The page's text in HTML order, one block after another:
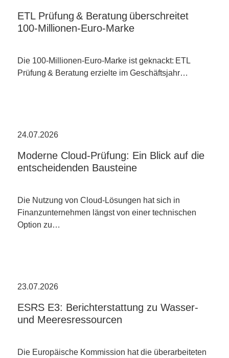
ETL Prüfung & Beratung überschreitet
100-Millionen-Euro-Marke
Die 100-Millionen-Euro-Marke ist geknackt: ETL
Prüfung & Beratung erzielte im Geschäftsjahr…
24.07.2026
Moderne Cloud-Prüfung: Ein Blick auf die
entscheidenden Bausteine
Die Nutzung von Cloud-Lösungen hat sich in
Finanzunternehmen längst von einer technischen
Option zu…
23.07.2026
ESRS E3: Berichterstattung zu Wasser-
und Meeresressourcen
Die Europäische Kommission hat die überarbeiteten